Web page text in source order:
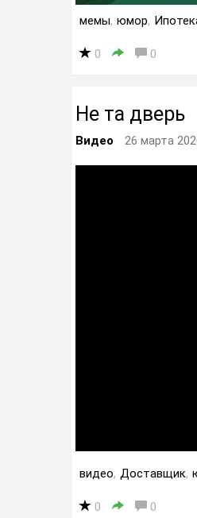
мемы, юмор,
0 0
Не та дверь
Видео 26 марта
видео, Доставщик,
0 0